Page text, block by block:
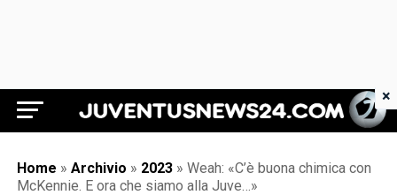
Juventus News 24
Home » Archivio » 2023 » Weah: «C’è buona chimica con
McKennie. E ora che siamo alla Juve…»
×